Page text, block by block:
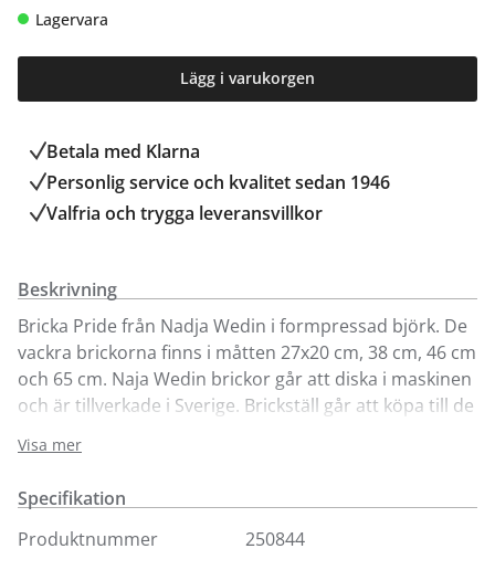
Lagervara
Lägg i varukorgen
Betala med Klarna
Personlig service och kvalitet sedan 1946
Valfria och trygga leveransvillkor
Beskrivning
Bricka Pride från Nadja Wedin i formpressad björk. De
vackra brickorna finns i måtten 27x20 cm, 38 cm, 46 cm
och 65 cm. Naja Wedin brickor går att diska i maskinen
och är tillverkade i Sverige. Brickställ går att köpa till de
Välkommen till Kungens Kurvabutiken för att se och
köpa dessa brickor.
Visa mer
Specifikation
Produktnummer
250844